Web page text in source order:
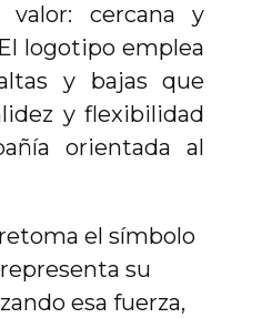
valor: cercana y
logotipo emplea
y bajas que
y flexibilidad
orientada al
el símbolo
su
esa fuerza,